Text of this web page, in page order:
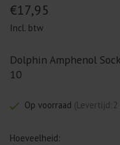
€17,95
Incl. btw
Dolphin Amphenol
10
Op voorraad
Hoeveelheid: